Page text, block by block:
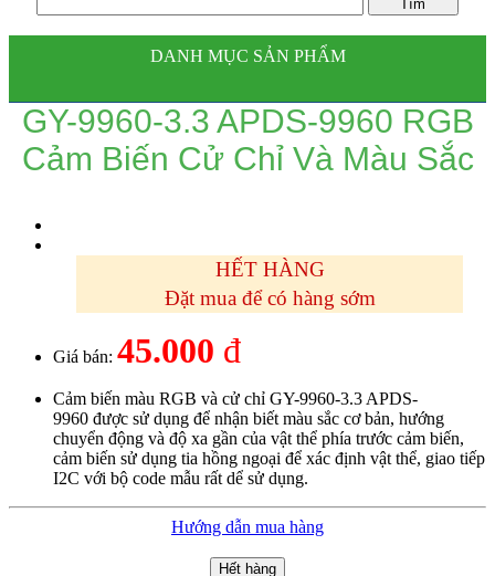
DANH MỤC SẢN PHẨM
GY-9960-3.3 APDS-9960 RGB
Cảm Biến Cử Chỉ Và Màu Sắc
HẾT HÀNG
Đặt mua để có hàng sớm
Giá bán: 45.000 đ
Cảm biến màu RGB và cử chỉ GY-9960-3.3 APDS-
9960 được sử dụng để nhận biết màu sắc cơ bản, hướng
chuyển động và độ xa gần của vật thể phía trước cảm biến,
cảm biến sử dụng tia hồng ngoại để xác định vật thể, giao tiếp
I2C với bộ code mẫu rất dể sử dụng.
Hướng dẫn mua hàng
Hết hàng